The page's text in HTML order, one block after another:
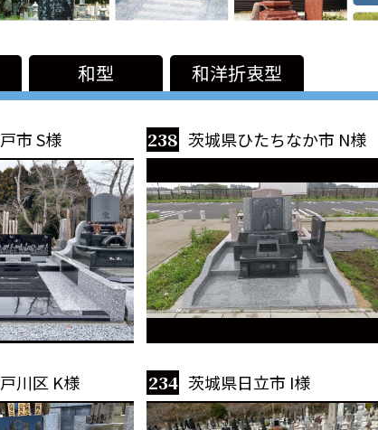
和型 和洋折衷型
市 S様 238 茨城県ひたちなか市 N様
川区 K様 234 茨城県日立市 I様